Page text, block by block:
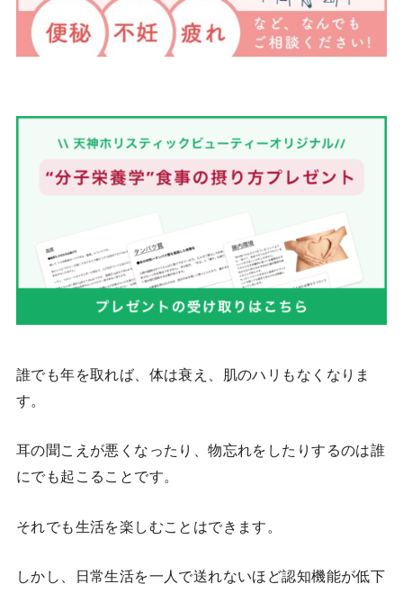
誰でも年を取れば、体は衰え、肌のハリもなくなりま
す。
耳の聞こえが悪くなったり、物忘れをしたりするのは誰
にでも起こることです。
それでも生活を楽しむことはできます。
しかし、日常生活を一人で送れないほど認知機能が低下